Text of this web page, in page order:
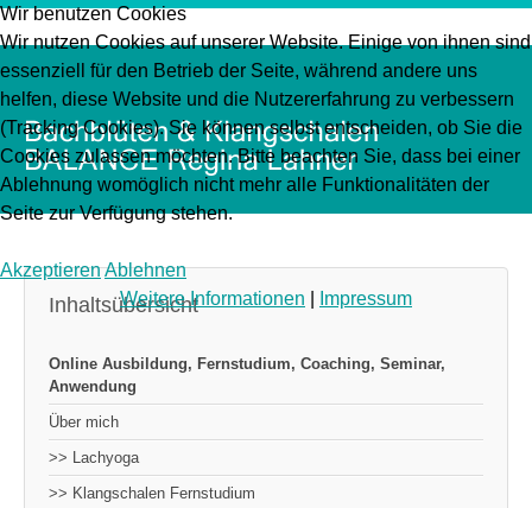
Inhaltsübersicht
Online Ausbildung, Fernstudium, Coaching, Seminar,
Anwendung
Über mich
>> Lachyoga
>> Klangschalen Fernstudium
Wir benutzen Cookies
Wir nutzen Cookies auf unserer Website. Einige von ihnen sind
essenziell für den Betrieb der Seite, während andere uns
helfen, diese Website und die Nutzererfahrung zu verbessern
(Tracking Cookies). Sie können selbst entscheiden, ob Sie die
Cookies zulassen möchten. Bitte beachten Sie, dass bei einer
Ablehnung womöglich nicht mehr alle Funktionalitäten der
Seite zur Verfügung stehen.
AkzeptierenAblehnen
Weitere Informationen
Impressum